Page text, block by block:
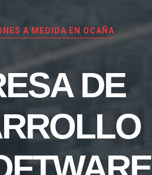
A MEDIDA EN OCAÑA
DE